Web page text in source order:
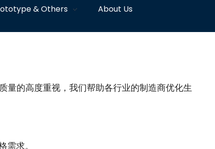
& Others
About Us
量的高度重视，我们帮助各行业的制造商优化生
需求。